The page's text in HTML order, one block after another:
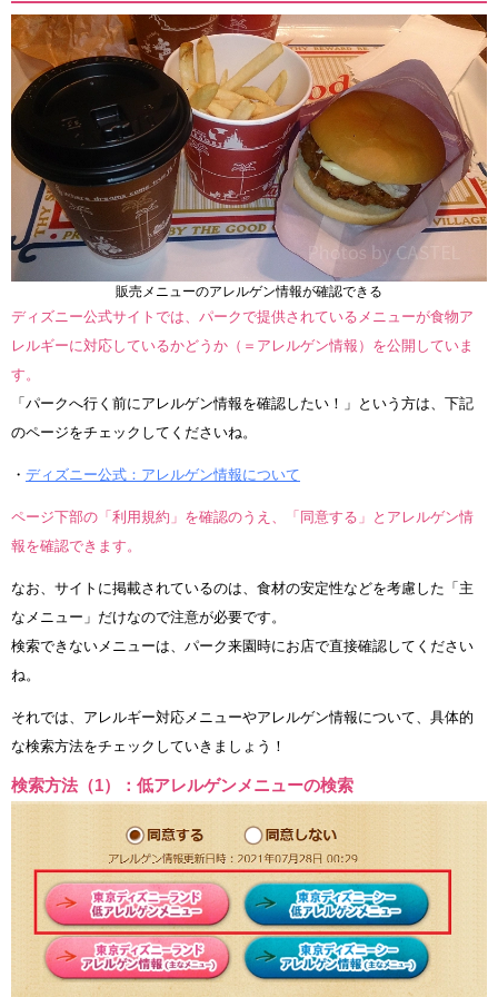
販売メニューのアレルゲン情報が確認できる
ディズニー公式サイトでは、パークで提供されているメニューが食物ア
レルギーに対応しているかどうか（＝アレルゲン情報）を公開していま
す。
「パークへ行く前にアレルゲン情報を確認したい！」という方は、下記
のページをチェックしてくださいね。
・ ディズニー公式：アレルゲン情報について
ページ下部の「利用規約」を確認のうえ、「同意する」とアレルゲン情
報を確認できます。
なお、サイトに掲載されているのは、食材の安定性などを考慮した「主
なメニュー」だけなので注意が必要です。
検索できないメニューは、パーク来園時にお店で直接確認してください
ね。
それでは、アレルギー対応メニューやアレルゲン情報について、具体的
な検索方法をチェックしていきましょう！
検索方法（1）：低アレルゲンメニューの検索